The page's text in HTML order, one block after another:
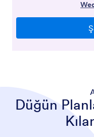
Düğün